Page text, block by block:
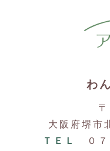
１０月のわんぱくのもり
わ
大阪府堺市
ＴＥＬ
０７